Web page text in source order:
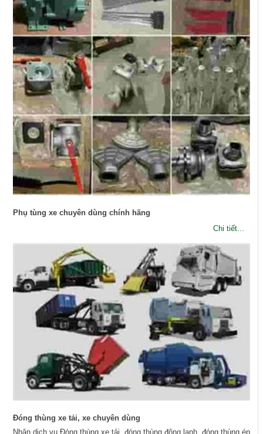
Phụ tùng xe chuyên dùng chính hãng
Chi tiết...
Đóng thùng xe tải, xe chuyên dùng
Nhận dịch vụ Đóng thùng xe tải, đóng thùng đông lạnh, đóng thùng ép